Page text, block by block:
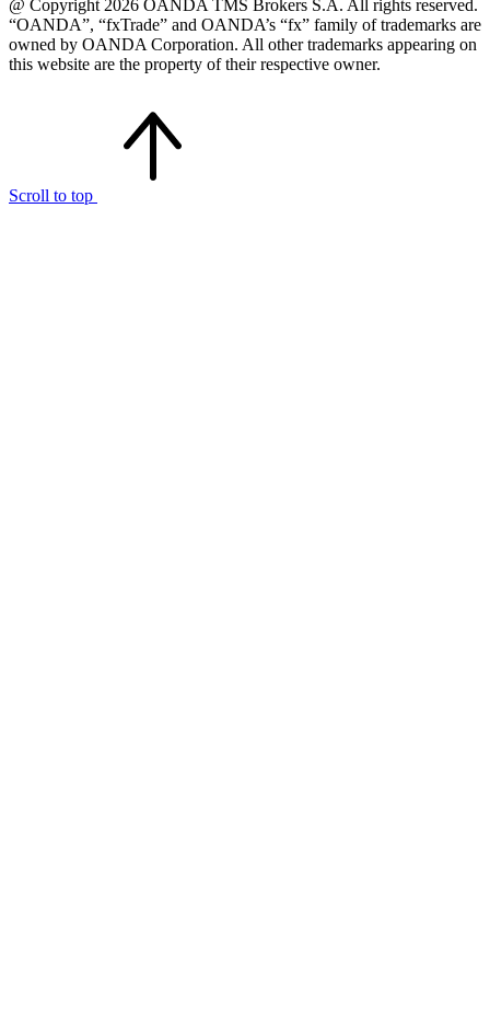
@ Copyright 2026 OANDA TMS Brokers S.A. All rights reserved.
“OANDA”, “fxTrade” and OANDA’s “fx” family of trademarks are
owned by OANDA Corporation. All other trademarks appearing on
this website are the property of their respective owner.
Scroll to top